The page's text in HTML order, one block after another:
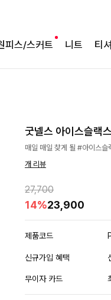
피스/스커트 니트 티
굿넬스 아이스슬랙
매일 매일 찾게 될 #아이스슬
개 리뷰
27,700
14%23,900
제품코드
신규가입 혜택
무이자 카드